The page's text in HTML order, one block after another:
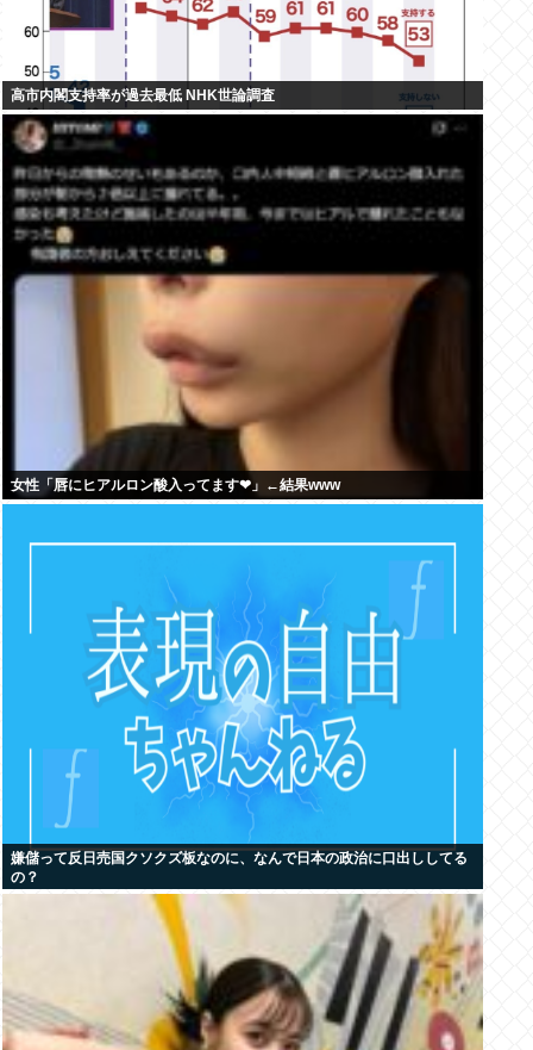
高市内閣支持率が過去最低 NHK世論調査
女性「唇にヒアルロン酸入ってます❤」←結果www
嫌儲って反日売国クソクズ板なのに、なんで日本の政治に口出ししてる
の？